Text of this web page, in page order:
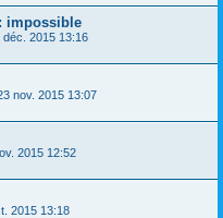
impossible
déc. 2015 13:16
nov. 2015 13:07
2015 12:52
2015 13:18